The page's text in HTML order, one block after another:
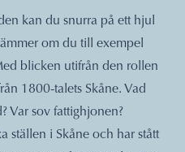
kan du snurra på ett hjul
om du till exempel
blicken utifrån den rollen
1800-talets Skåne. Vad
Var sov fattighjonen?
ställen i Skåne och har stått